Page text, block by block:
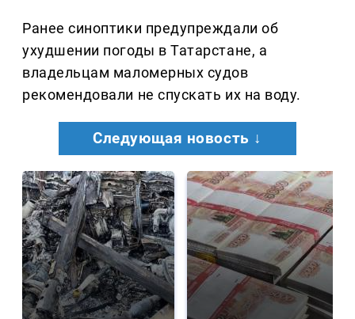
Ранее синоптики предупреждали об
ухудшении погоды в Татарстане, а
владельцам маломерных судов
рекомендовали не спускать их на воду.
Следующая новость ↓